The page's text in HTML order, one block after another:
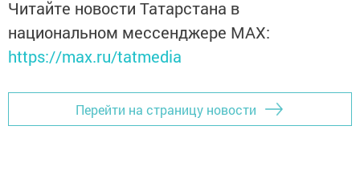
Читайте новости Татарстана в
национальном мессенджере MАХ:
https://max.ru/tatmedia
Перейти на страницу новости